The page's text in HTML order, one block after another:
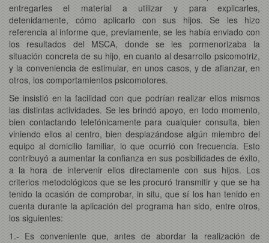
entregarles el material a utilizar y para explicarles,
detenidamente, cómo aplicarlo con sus hijos. Se les hizo
referencia al informe que, previamente, se les había enviado con
los resultados del MSCA, donde se les pormenorizaba la
situación concreta de su hijo, en cuanto al desarrollo psicomotriz,
y la conveniencia de estimular, en unos casos, y de afianzar, en
otros, los comportamientos psicomotores.
Se insistió en la facilidad con que podrían realizar ellos mismos
las distintas actividades. Se les brindó apoyo, en todo momento,
bien contactando telefónicamente para cualquier consulta, bien
viniendo ellos al centro, bien desplazándose algún miembro del
equipo al domicilio familiar, lo que ocurrió con frecuencia. Esto
contribuyó a aumentar la confianza en sus posibilidades de éxito,
a la hora de intervenir ellos directamente con sus hijos. Los
criterios metodológicos que se les procuró transmitir y que se ha
tenido la ocasión de comprobar, in situ, que sí los han tenido en
cuenta durante la aplicación del programa han sido, entre otros,
los siguientes:
1.- Es conveniente que, antes de abordar la realización de